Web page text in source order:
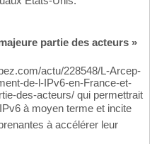
partie des acteurs »
actu/228548/L-Arcep-
de-l-IPv6-en-France-et-
des-acteurs/ qui permettrait
à moyen terme et incite
à accélérer leur